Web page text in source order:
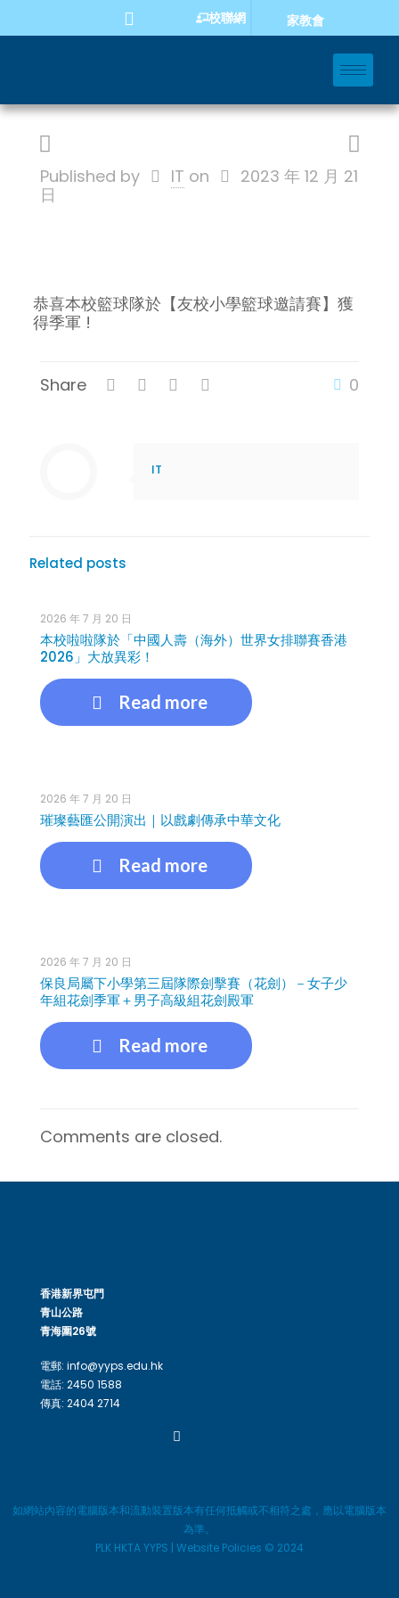
校聯網 家教會
Published by IT on
2023 年 12 月 21
日
恭喜本校籃球隊於【友校小學籃球邀請賽】獲
得季軍 !
Share 0
IT
Related posts
2026 年 7 月 20 日
本校啦啦隊於「中國人壽（海外）世界女排聯賽香港
2026」大放異彩！
Read more
2026 年 7 月 20 日
璀璨藝匯公開演出｜以戲劇傳承中華文化
Read more
2026 年 7 月 20 日
保良局屬下小學第三屆隊際劍擊賽（花劍）－女子少
年組花劍季軍＋男子高級組花劍殿軍
Read more
Comments are closed.
香港新界屯門
青山公路
青海圍26號
電郵: info@yyps.edu.hk
電話: 2450 1588
傳真: 2404 2714
如網站內容的電腦版本和流動裝置版本有任何抵觸或不相符之處，應以電腦版本
為準。
PLK HKTA YYPS | Website Policies © 2024